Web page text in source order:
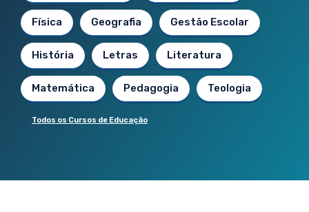
Física Geografia Gestão Escolar
História Letras Literatura
Matemática Pedagogia Teologia
Todos os Cursos de Educação